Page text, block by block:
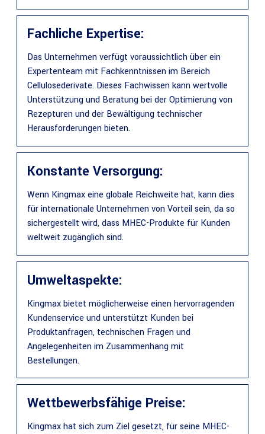
Fachliche Expertise:
Das Unternehmen verfügt voraussichtlich über ein
Expertenteam mit Fachkenntnissen im Bereich
Cellulosederivate. Dieses Fachwissen kann wertvolle
Unterstützung und Beratung bei der Optimierung von
Rezepturen und der Bewältigung technischer
Herausforderungen bieten.
Konstante Versorgung:
Wenn Kingmax eine globale Reichweite hat, kann dies
für internationale Unternehmen von Vorteil sein, da so
sichergestellt wird, dass MHEC-Produkte für Kunden
weltweit zugänglich sind.
Umweltaspekte:
Kingmax bietet möglicherweise einen hervorragenden
Kundenservice und unterstützt Kunden bei
Produktanfragen, technischen Fragen und
Angelegenheiten im Zusammenhang mit
Bestellungen.
Wettbewerbsfähige Preise:
Kingmax hat sich zum Ziel gesetzt, für seine MHEC-